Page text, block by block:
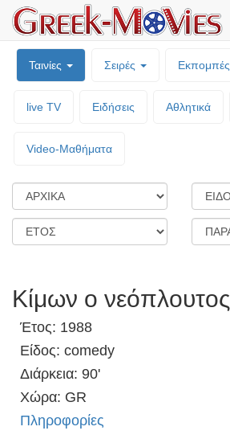
Ταινίες Σειρές Εκπομπές
live TV Ειδήσεις Αθλητικά
Video-Mαθήματα
Κίμων ο νεόπλουτος
Έτος: 1988
Είδος: comedy
Διάρκεια: 90'
Χώρα: GR
Πληροφορίες